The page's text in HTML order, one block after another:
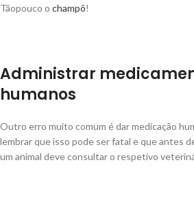
Tãopouco o champô!
Administrar
humanos
Outro erro muito comum é dar medicação
lembrar que isso pode ser fatal e que antes
um animal deve consultar o respetivo